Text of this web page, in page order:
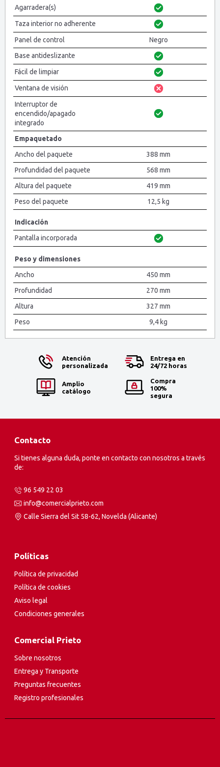
Agarradera(s)
Taza interior no adherente
Panel de control
Negro
Base antideslizante
Fácil de limpiar
Ventana de visión
Interruptor de
encendido/apagado
integrado
Empaquetado
Ancho del paquete
388 mm
Profundidad del paquete
568 mm
Altura del paquete
419 mm
Peso del paquete
12,5 kg
Indicación
Pantalla incorporada
Peso y dimensiones
Ancho
450 mm
Profundidad
270 mm
Altura
327 mm
Peso
9,4 kg
Atención
personalizada
Entrega en
24/72 horas
Amplio
catálogo
Compra
100%
segura
Contacto
Si tienes alguna duda, ponte en contacto con nosotros a través
de:
96 549 22 03
info@comercialprieto.com
Calle Sierra del Sit 58-62, Novelda (Alicante)
Políticas
Política de privacidad
Política de cookies
Aviso legal
Condiciones generales
Comercial Prieto
Sobre nosotros
Entrega y Transporte
Preguntas frecuentes
Registro profesionales